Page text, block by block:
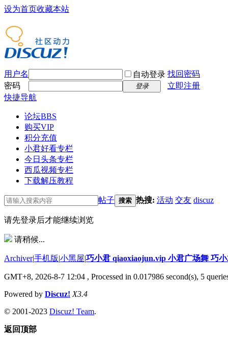
设为首页收藏本站
用户名 自动登录 找回密码
密码
登录
立即注册
快捷导航
论坛BBS
购买VIP
积分充值
小君好看专栏
今日头条专栏
西瓜视频专栏
下载解压教程
帖子 搜索 热搜: 活动 交友 discuz
请先登录后才能继续浏览
请稍候...
Archiver|手机版|小黑屋|巧小君 qiaoxiaojun.vip 小君广场舞 巧
GMT+8, 2026-8-7 12:04 , Processed in 0.017986 second(s), 5
Powered by Discuz! X3.4
© 2001-2023 Discuz! Team.
返回顶部